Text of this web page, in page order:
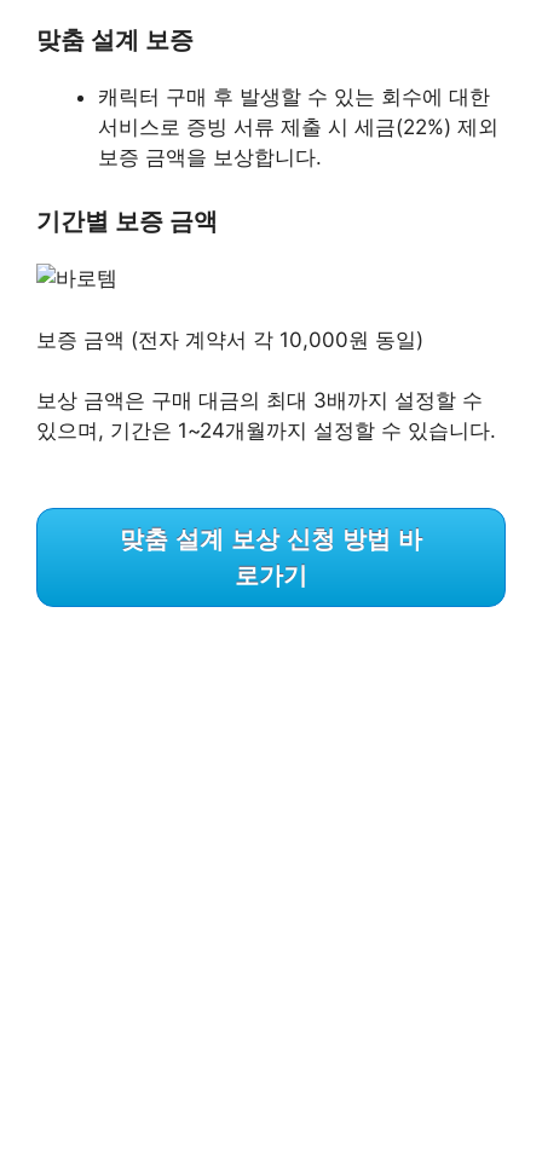
맞춤 설계 보증
캐릭터 구매 후 발생할 수 있는 회수에 대한
서비스로 증빙 서류 제출 시 세금(22%) 제외
보증 금액을 보상합니다.
기간별 보증 금액
보증 금액 (전자 계약서 각 10,000원 동일)
보상 금액은 구매 대금의 최대 3배까지 설정할 수
있으며, 기간은 1~24개월까지 설정할 수 있습니다.
맞춤 설계 보상 신청 방법 바
로가기